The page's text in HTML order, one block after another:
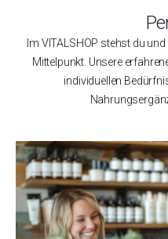
Im VITALSHOP stehst du
Mittelpunkt. Unsere
individuellen